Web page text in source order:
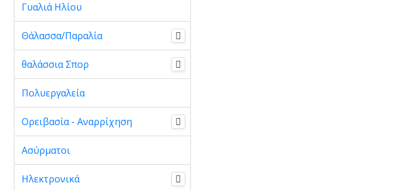
Γυαλιά Ηλίου
Θάλασσα/Παραλία
θαλάσσια Σπορ
Πολυεργαλεία
Ορειβασία - Αναρρίχηση
Ασύρματοι
Ηλεκτρονικά